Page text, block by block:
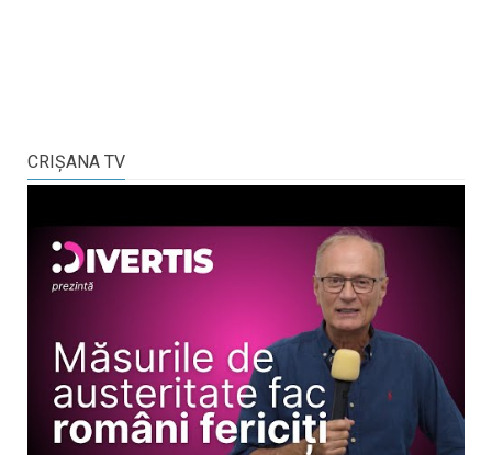
CRIŞANA TV